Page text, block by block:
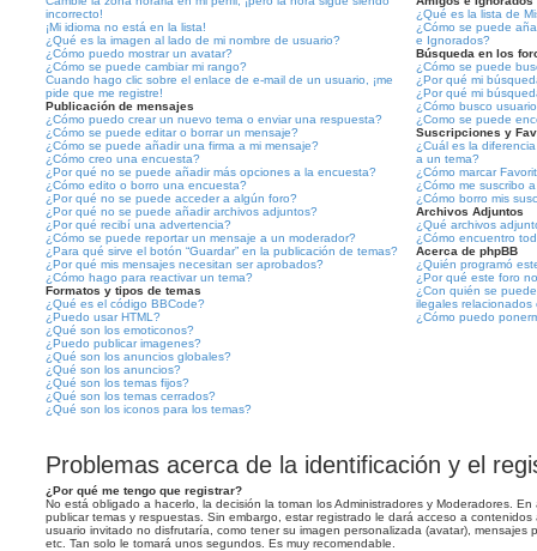
incorrecto!
¡Mi idioma no está en la lista!
¿Qué es la imagen al lado de mi nombre de usuario?
¿Cómo puedo mostrar un avatar?
¿Cómo se puede cambiar mi rango?
Cuando hago clic sobre el enlace de e-mail de un usuario, ¡me
pide que me registre!
Publicación de mensajes
¿Cómo puedo crear un nuevo tema o enviar una respuesta?
¿Cómo se puede editar o borrar un mensaje?
¿Cómo se puede añadir una firma a mi mensaje?
¿Cómo creo una encuesta?
¿Por qué no se puede añadir más opciones a la encuesta?
¿Cómo edito o borro una encuesta?
¿Por qué no se puede acceder a algún foro?
¿Por qué no se puede añadir archivos adjuntos?
¿Por qué recibí una advertencia?
¿Cómo se puede reportar un mensaje a un moderador?
¿Para qué sirve el botón “Guardar” en la publicación de temas?
¿Por qué mis mensajes necesitan ser aprobados?
¿Cómo hago para reactivar un tema?
Formatos y tipos de temas
¿Qué es el código BBCode?
¿Puedo usar HTML?
¿Qué son los emoticonos?
¿Puedo publicar imagenes?
¿Qué son los anuncios globales?
¿Qué son los anuncios?
¿Qué son los temas fijos?
¿Qué son los temas cerrados?
¿Qué son los iconos para los temas?
¿Qué es la lista de
¿Cómo se puede
e Ignorados?
Búsqueda en los
¿Cómo se puede
¿Por qué mi
¿Por qué mi
¿Cómo busco
¿Como se puede
Suscripciones y
¿Cuál es la
a un tema?
¿Cómo marcar
¿Cómo me suscribo
¿Cómo borro mis
Archivos Adjuntos
¿Qué archivos
¿Cómo encuentro
Acerca de phpBB
¿Quién programó
¿Por qué este foro
¿Con quién se
ilegales relacionados
¿Cómo puedo
Problemas acerca de la identificación y el
¿Por qué me tengo que registrar?
No está obligado a hacerlo, la decisión la toman los Administradores y Moderadores.
publicar temas y respuestas. Sin embargo, estar registrado le dará acceso a
usuario invitado no disfrutaría, como tener su imagen personalizada (avatar), mensajes
etc. Tan solo le tomará unos segundos. Es muy recomendable.